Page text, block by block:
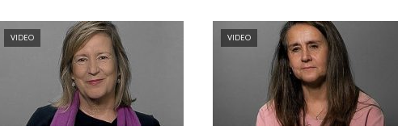
VIDEO VIDEO